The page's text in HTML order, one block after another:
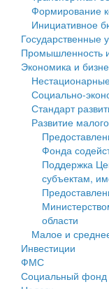
Промышленность
Экономика и
Символика
Устав
Гостям округа
Туризм
Культура
Образование
Здравоохранение
Социальная
Фотоальбом
муниципального
Администрация
Тверской области
Управление
Открытые данные
Работа с
Муниципальный
Муниципальные
Проекты
Антимонопольный
Финансовое
Бюджет для
Имущество
Выявление
объектов
Имущественная
среднего
Информационная
среднего
Муниципальные
Формирование
Инициативное
Государственные
Промышленность
Экономика и
Социально-
Стандарт
Развитие
Фонда
Поддержка
субъектам,
области
Малое и
Инвестиции
ФМС
Социальный фонд